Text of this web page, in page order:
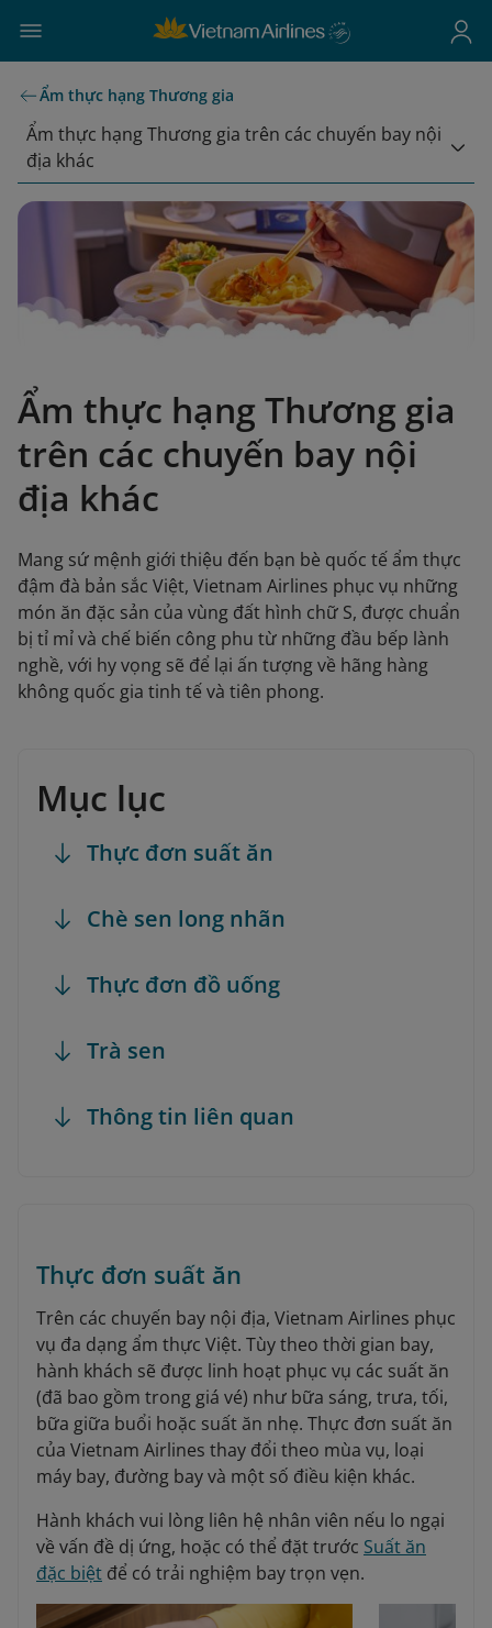
Ẩm thực hạng Thương gia
Ẩm thực hạng Thương gia trên các chuyến bay nội
địa khác
Ẩm thực hạng Thương gia
trên các chuyến bay nội
địa khác
Mang sứ mệnh giới thiệu đến bạn bè quốc tế ẩm thực
đậm đà bản sắc Việt, Vietnam Airlines phục vụ những
món ăn đặc sản của vùng đất hình chữ S, được chuẩn
bị tỉ mỉ và chế biến công phu từ những đầu bếp lành
nghề, với hy vọng sẽ để lại ấn tượng về hãng hàng
không quốc gia tinh tế và tiên phong.
Mục lục
Thực đơn suất ăn
Chè sen long nhãn
Thực đơn đồ uống
Trà sen
Thông tin liên quan
Thực đơn suất ăn
Trên các chuyến bay nội địa, Vietnam Airlines phục
vụ đa dạng ẩm thực Việt. Tùy theo thời gian bay,
hành khách sẽ được linh hoạt phục vụ các suất ăn
(đã bao gồm trong giá vé) như bữa sáng, trưa, tối,
bữa giữa buổi hoặc suất ăn nhẹ. Thực đơn suất ăn
của Vietnam Airlines thay đổi theo mùa vụ, loại
máy bay, đường bay và một số điều kiện khác.
Hành khách vui lòng liên hệ nhân viên nếu lo ngại
về vấn đề dị ứng, hoặc có thể đặt trước Suất ăn
đặc biệt để có trải nghiệm bay trọn vẹn.